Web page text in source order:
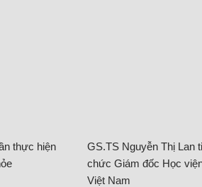
thực hiện
GS.TS Nguyễn Thị Lan
chức Giám đốc Học
Việt Nam